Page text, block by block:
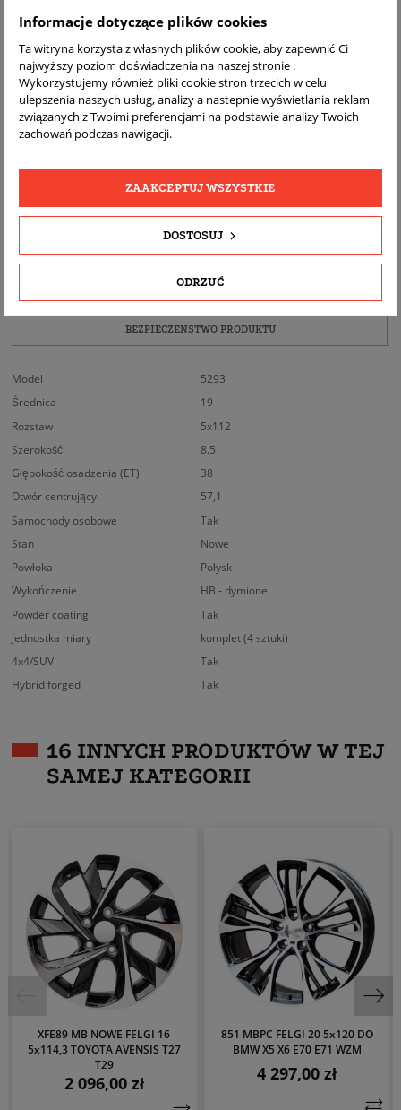
DARMOWA
BEZPŁATNY
PRODUKTU
OPIS
BEZPIECZEŃSTWO PRODUKTU
Model
5293
Średnica
19
Rozstaw
5x112
Szerokość
8.5
Głębokość osadzenia (ET)
38
Otwór centrujący
57,1
Samochody osobowe
Tak
Stan
Nowe
Powłoka
Połysk
Wykończenie
HB - dymione
Powder coating
Tak
Jednostka miary
komplet (4 sztuki)
4x4/SUV
Tak
Hybrid forged
Tak
16 INNYCH PRODUKTÓW W TEJ
SAMEJ KATEGORII
XFE89 MB NOWE FELGI 16
5x114,3 TOYOTA AVENSIS T27
T29
Cena
2 096,00 zł
851 MBPC FELGI 20 5x120 DO
BMW X5 X6 E70 E71 WZM
Cena
4 297,00 zł
Informacje dotyczące plików cookies
Ta witryna korzysta z własnych plików cookie, aby zapewnić Ci
najwyższy poziom doświadczenia na naszej stronie .
Wykorzystujemy również pliki cookie stron trzecich w celu
ulepszenia naszych usług, analizy a nastepnie wyświetlania reklam
związanych z Twoimi preferencjami na podstawie analizy Twoich
zachowań podczas nawigacji.
ODRZUĆ
DOSTOSUJ
ZAAKCEPTUJ WSZYSTKIE